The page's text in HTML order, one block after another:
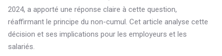
2024, a apporté une réponse claire à cette question,
réaffirmant le principe du non-cumul. Cet article analyse cette
décision et ses implications pour les employeurs et les
salariés.